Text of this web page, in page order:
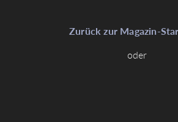
Zurück zur Magazin-
oder